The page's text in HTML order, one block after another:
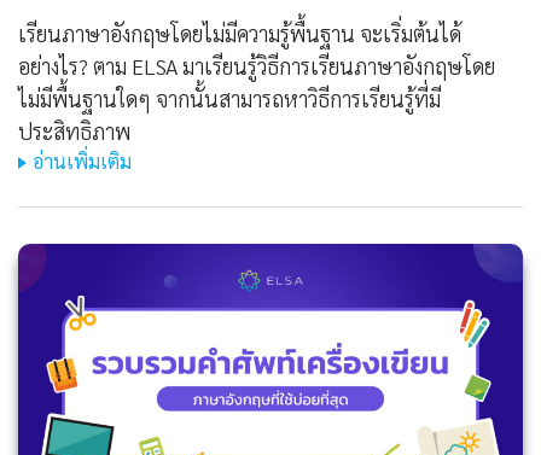
เรียนภาษาอังกฤษโดยไม่มีความรู้พื้นฐาน จะเริ่มต้นได้
อย่างไร? ตาม ELSA มาเรียนรู้วิธีการเรียนภาษาอังกฤษโดย
ไม่มีพื้นฐานใดๆ จากนั้นสามารถหาวิธีการเรียนรู้ที่มี
ประสิทธิภาพ
อ่านเพิ่มเติม